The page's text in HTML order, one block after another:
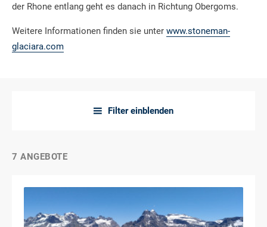
der Rhone entlang geht es danach in Richtung Obergoms.
Weitere Informationen finden sie unter www.stoneman-
glaciara.com
a Filter einblenden
7 ANGEBOTE